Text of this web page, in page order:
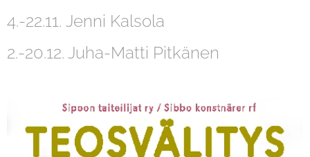
4.-22.11. Jenni Kalsola
2.-20.12. Juha-Matti Pitkänen